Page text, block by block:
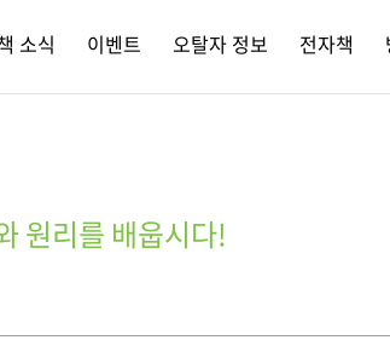
소식 이벤트 오탈자 정보 전자책
원리를 배웁시다!